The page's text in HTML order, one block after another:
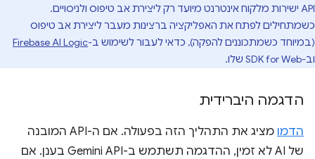
API ישירות מלקוח אינטרנט מיועד רק ליצירת אב טיפוס ולניסויים.
כשמתחילים לפתח את האפליקציה ברצינות מעבר ליצירת אב טיפוס
(במיוחד כשמתכוננים להפקה), כדאי לעבור לשימוש ב-Firebase AI Logic
וב-SDK for Web שלו.
הדגמה היברידית
הדמו
מציג את התהליך הזה בפעולה. אם ה-API המובנה
של AI לא זמין, ההדגמה תשתמש ב-Gemini API בענן. אם